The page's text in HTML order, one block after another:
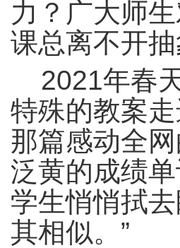
力？广大师
课总离不开
2021年春
特殊的教案
那篇感动全
泛黄的成绩
学生悄悄拭
其相似。”